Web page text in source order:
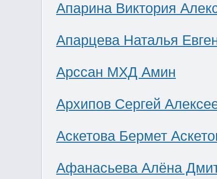
Апарина Виктория
Апарцева Наталья
Арссан МХД Амин
Архипов Сергей
Аскетова Бермет
Афанасьева Алёна